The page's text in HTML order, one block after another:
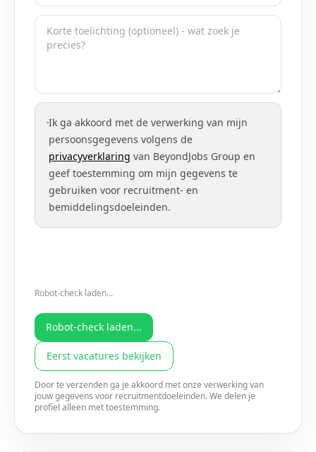
Ik ga akkoord met de verwerking van mijn
persoonsgegevens volgens de
privacyverklaring van BeyondJobs Group en
geef toestemming om mijn gegevens te
gebruiken voor recruitment- en
bemiddelingsdoeleinden.
Robot-check laden...
Robot-check laden...
Eerst vacatures bekijken
Door te verzenden ga je akkoord met onze verwerking van
jouw gegevens voor recruitmentdoeleinden. We delen je
profiel alleen met toestemming.